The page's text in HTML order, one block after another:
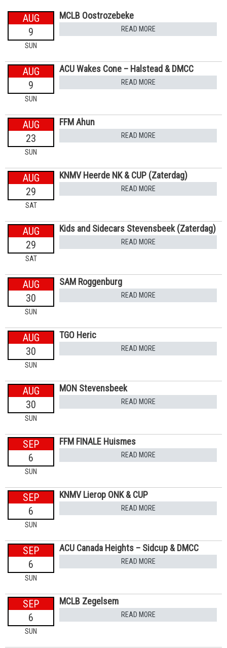
AUG
9
SUN
MCLB Oostrozebeke
READ MORE
AUG
9
SUN
ACU Wakes Cone – Halstead & DMCC
READ MORE
AUG
23
SUN
FFM Ahun
READ MORE
AUG
29
SAT
KNMV Heerde NK & CUP (Zaterdag)
READ MORE
AUG
29
SAT
Kids and Sidecars Stevensbeek (Zaterdag)
READ MORE
AUG
30
SUN
SAM Roggenburg
READ MORE
AUG
30
SUN
TGO Heric
READ MORE
AUG
30
SUN
MON Stevensbeek
READ MORE
SEP
6
SUN
FFM FINALE Huismes
READ MORE
SEP
6
SUN
KNMV Lierop ONK & CUP
READ MORE
SEP
6
SUN
ACU Canada Heights – Sidcup & DMCC
READ MORE
SEP
6
SUN
MCLB Zegelsem
READ MORE